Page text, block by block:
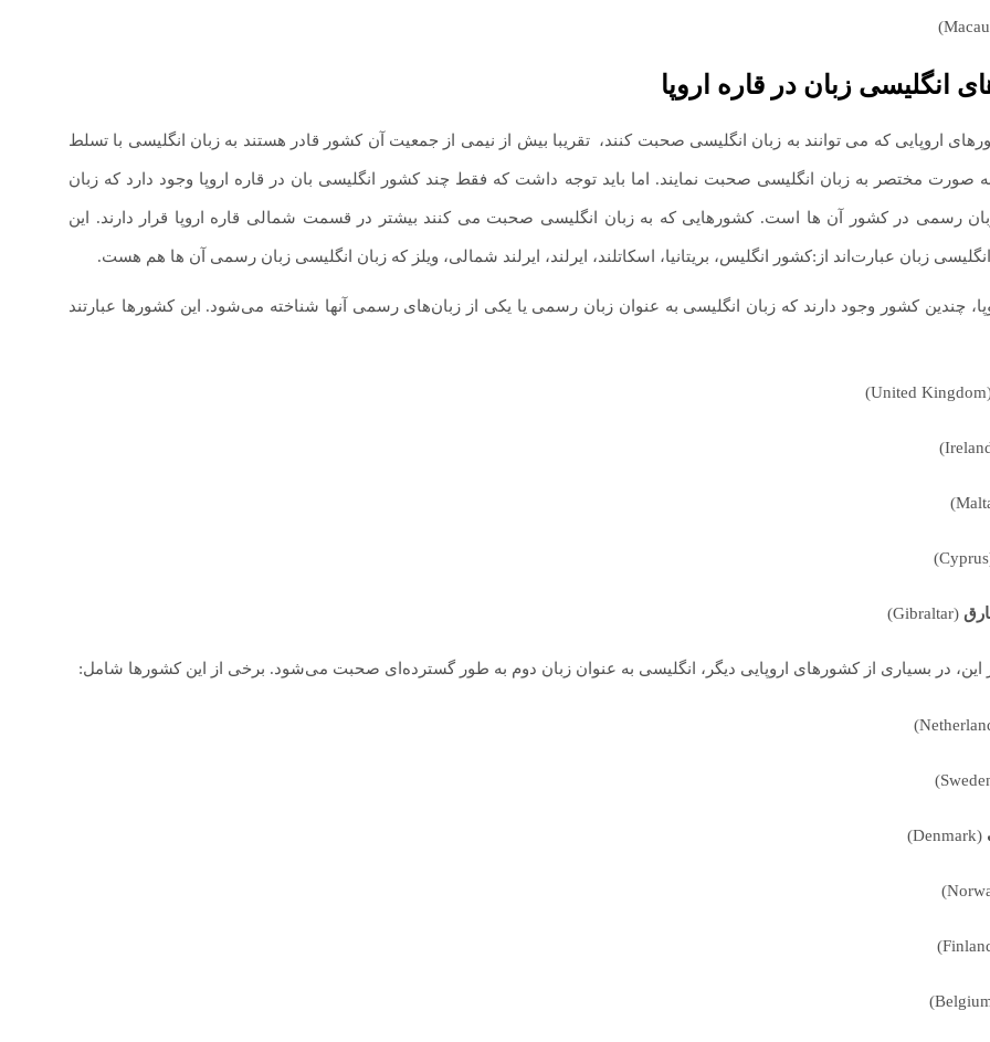
انگلیسی زبان در قاره اروپا
اروپایی که می توانند به زبان انگلیسی صحبت کنند، تقریبا بیش از نیمی از جمعیت آن کشور قادر هستند به زبان انگلیسی با تسلط
صورت مختصر به زبان انگلیسی صحبت نمایند. اما باید توجه داشت که فقط چند کشور انگلیسی بان در قاره اروپا وجود دارد که زبان
رسمی در کشور آن ها است. کشورهایی که به زبان انگلیسی صحبت می کنند بیشتر در قسمت شمالی قاره اروپا قرار دارند. این
زبان عبارت‌اند از:کشور انگلیس، بریتانیا، اسکاتلند، ایرلند، ایرلند شمالی، ویلز که زبان انگلیسی زبان رسمی آن ها هم هست.
چندین کشور وجود دارند که زبان انگلیسی به عنوان زبان رسمی یا یکی از زبان‌های رسمی آنها شناخته می‌شود. این کشورها عبارتند
(Gibraltar)
این، در بسیاری از کشورهای اروپایی دیگر، انگلیسی به عنوان زبان دوم به طور گسترده‌ای صحبت می‌شود. برخی از این کشورها شامل:
(Denmark)